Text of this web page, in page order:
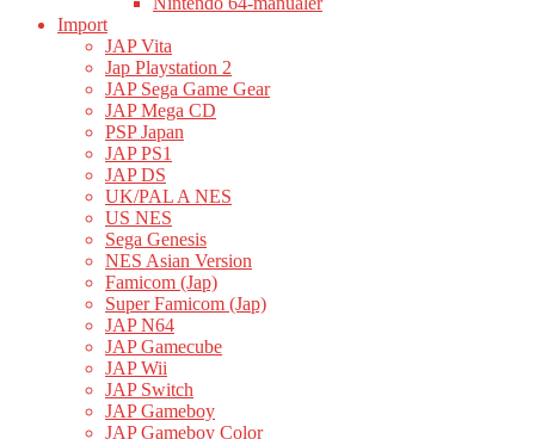
Import
JAP Vita
Jap Playstation 2
JAP Sega Game Gear
JAP Mega CD
PSP Japan
JAP PS1
JAP DS
UK/PAL A NES
US NES
Sega Genesis
NES Asian Version
Famicom (Jap)
Super Famicom (Jap)
JAP N64
JAP Gamecube
JAP Wii
JAP Switch
JAP Gameboy
JAP Gameboy Color